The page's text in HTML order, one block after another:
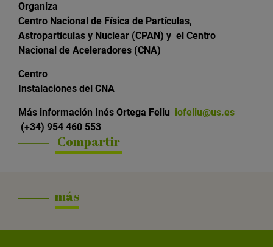
Organiza
Centro Nacional de Física de Partículas,
Astropartículas y Nuclear (CPAN) y el Centro
Nacional de Aceleradores (CNA)
Centro
Instalaciones del CNA
Más información Inés Ortega Feliu iofeliu@us.es
(+34) 954 460 553
Compartir
más